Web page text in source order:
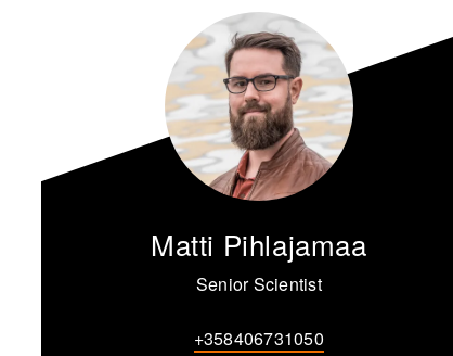
Matti Pihlajamaa
Senior Scientist
+358406731050